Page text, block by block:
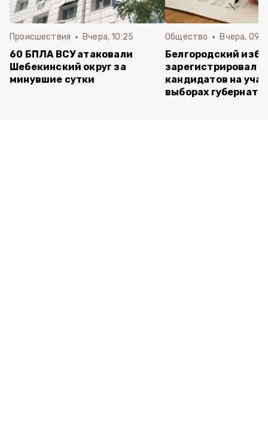
Происшествия Вчера, 10:25
60 БПЛА ВСУ атаковали
Шебекинский округ за
минувшие сутки
Общество Вчера,
Белгородский
зарегистрировал
кандидатов на
выборах